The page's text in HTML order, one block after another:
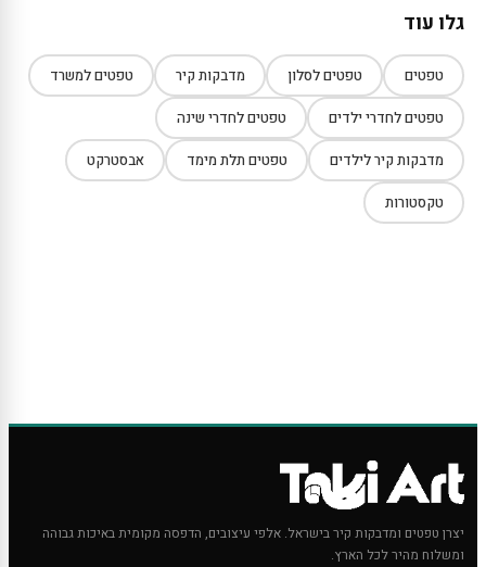
גלו עוד
טפטים טפטים לסלון מדבקות קיר טפטים למשרד
טפטים לחדרי ילדים טפטים לחדרי שינה
מדבקות קיר לילדים טפטים תלת מימד אבסטרקט
טקסטורות
יצרן טפטים ומדבקות קיר בישראל. אלפי עיצובים, הדפסה מקומית באיכות גבוהה
ומשלוח מהיר לכל הארץ.